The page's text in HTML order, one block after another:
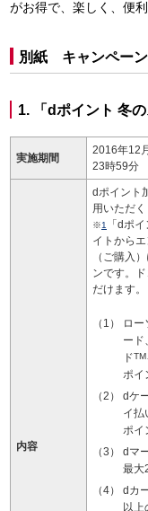
がお得で、楽しく、便
別紙 キャンペー
1. 「dポイント 冬
実施期間
2016年12
23時59分
内容
dポイント
用いただ
※1
「dポ
イトから
（ご購入
ンです。
だけます。
ロ
ード
ドTM
ポイ
dケ
イ払
ポイ
dマ
最大
dカ
以